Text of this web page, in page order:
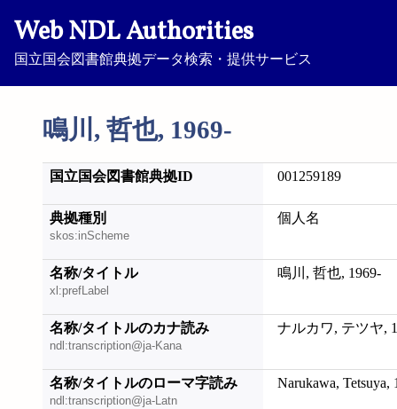
Web NDL Authorities
国立国会図書館典拠データ検索・提供サービス
鳴川, 哲也, 1969-
国立国会図書館典拠ID 001259189
典拠種別
skos:inScheme
個人名
名称/タイトル
xl:prefLabel
鳴川, 哲也, 1969-
名称/タイトルのカナ読み
ndl:transcription@ja-Kana
ナルカワ, テツヤ,
名称/タイトルのローマ字読み
ndl:transcription@ja-Latn
Narukawa, Tetsuya,